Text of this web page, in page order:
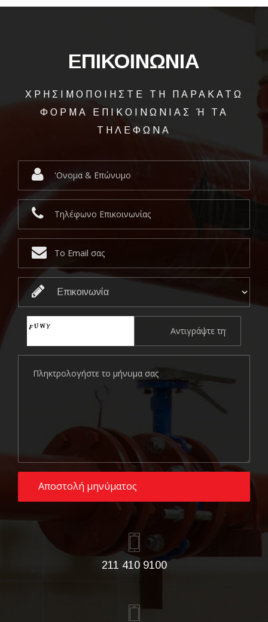
ΕΠΙΚΟΙΝΩΝΙΑ
ΧΡΗΣΙΜΟΠΟΙΗΣΤΕ ΤΗ ΠΑΡΑΚΑΤΩ
ΦΟΡΜΑ ΕΠΙΚΟΙΝΩΝΙΑΣ Ή ΤΑ
ΤΗΛΕΦΩΝΑ
211 410 9100